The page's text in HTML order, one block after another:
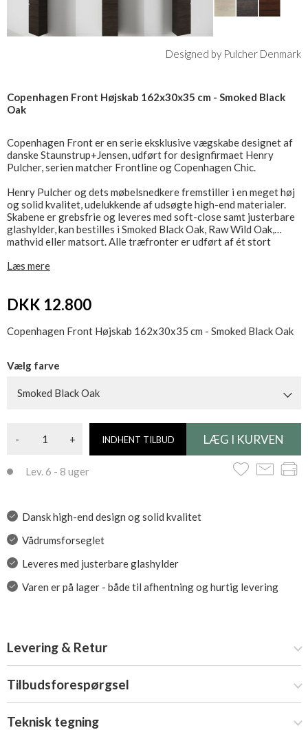
Designed by Pulcher Denmark
Copenhagen Front Højskab 162x30x35 cm - Smoked Black
Oak
Copenhagen Front er en serie eksklusive vægskabe designet af
danske Staunstrup+Jensen, udført for designfirmaet Henry
Pulcher, serien matcher Frontline og Copenhagen Chic.
Henry Pulcher og dets møbelsnedkere fremstiller i en meget høj
og solid kvalitet, udelukkende af udsøgte high-end materialer.
Skabene er grebsfrie og leveres med soft-close samt justerbare
glashylder, kan bestilles i Smoked Black Oak, Raw Wild Oak,
mathvid eller matsort. Alle træfronter er udført af ét stort
ændre lågernes montering
Læs mere
DKK 12.800
Copenhagen Front Højskab 162x30x35 cm - Smoked Black Oak
Vælg farve
Smoked Black Oak
- + INDHENT TILBUD
Lev. 6 - 8 uger
Dansk high-end design og solid kvalitet
Vådrumsforseglet
Leveres med justerbare glashylder
Varen er på lager - både til afhentning og hurtig levering
Levering & Retur
Tilbudsforespørgsel
Teknisk tegning